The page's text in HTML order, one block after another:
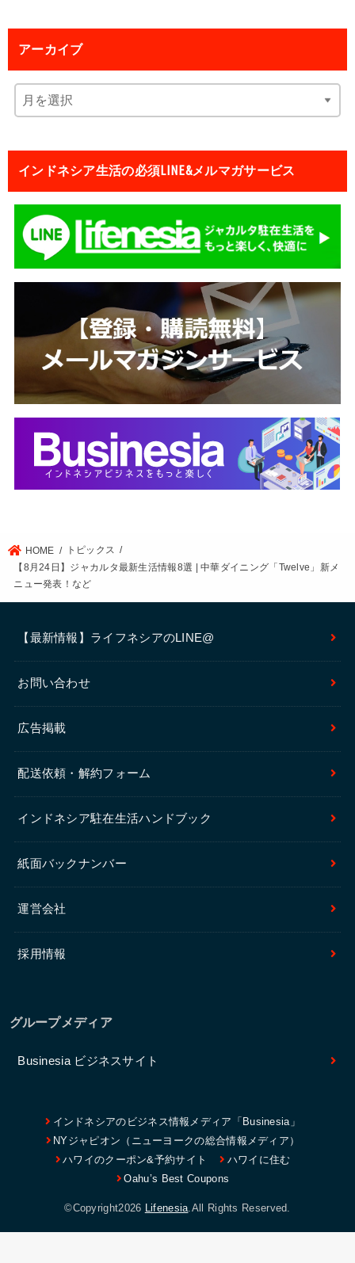
アーカイブ
インドネシア生活の必須LINE&メルマガサービス
HOME
トピックス
【8月24日】ジャカルタ最新生活情報8選 | 中華ダイニング「Twelve」新メ
ニュー発表！など
【最新情報】ライフネシアのLINE@
お問い合わせ
広告掲載
配送依頼・解約フォーム
インドネシア駐在生活ハンドブック
紙面バックナンバー
運営会社
採用情報
グループメディア
Businesia ビジネスサイト
インドネシアのビジネス情報メディア「Businesia」
NYジャピオン（ニューヨークの総合情報メディア）
ハワイのクーポン&予約サイト
ハワイに住む
Oahu’s Best Coupons
©Copyright2026 Lifenesia.All Rights Reserved.